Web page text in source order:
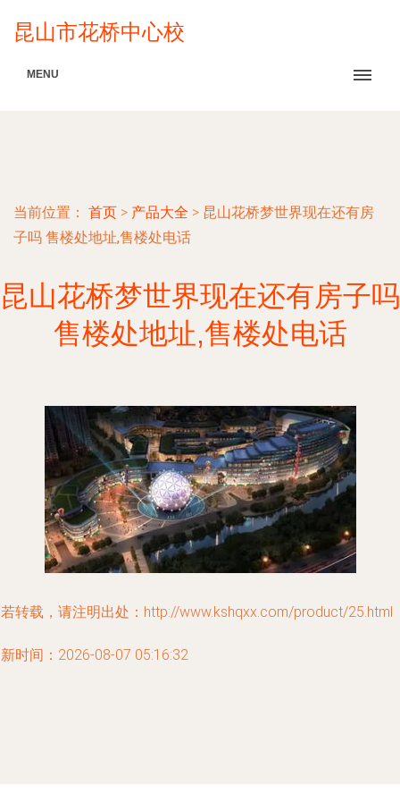
昆山市花桥中心校
MENU
当前位置： 首页 > 产品大全 > 昆山花桥梦世界现在还有房
子吗 售楼处地址,售楼处电话
昆山花桥梦世界现在还有房子吗
售楼处地址,售楼处电话
转载，请注明出处：http://www.kshqxx.com/product/25.html
时间：2026-08-07 05:16:32